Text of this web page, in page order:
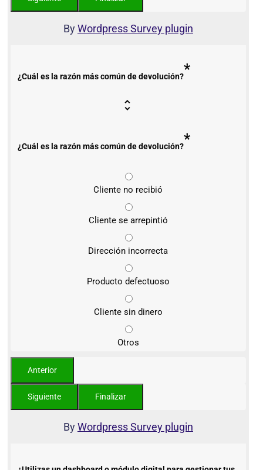
ByWordpress Survey plugin
¿Cuál es la razón más común de devolución?*
¿Cuál es la razón más común de devolución?*
Cliente no recibió
Cliente se arrepintió
Dirección incorrecta
Producto defectuoso
Cliente sin dinero
Otros
ByWordpress Survey plugin